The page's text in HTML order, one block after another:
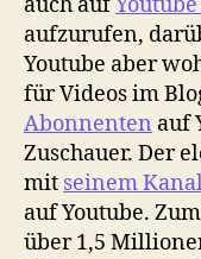
auch auf
aufzurufen,
Youtube aber
für Videos im
Abonnenten auf
Zuschauer. Der
mit seinem
auf Youtube.
über 1,5